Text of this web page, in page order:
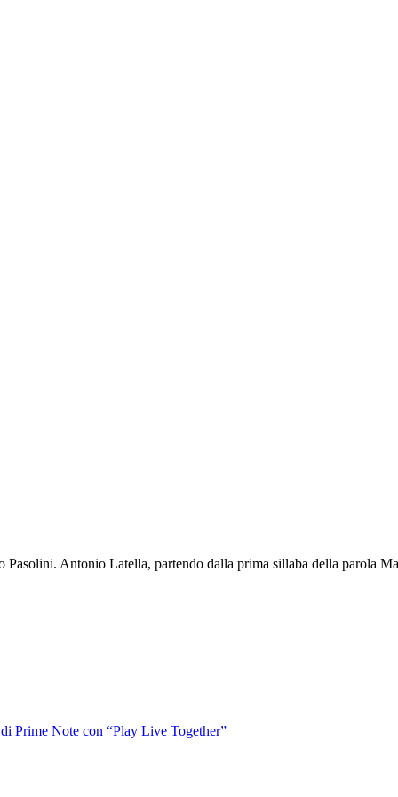
Antonio Latella, partendo dalla prima sillaba della parola
Prime Note con “Play Live Together”